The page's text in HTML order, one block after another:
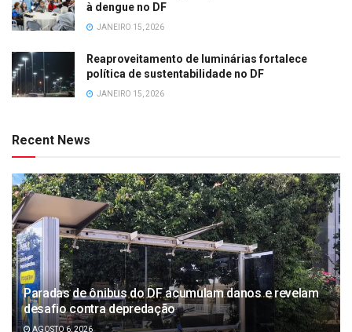
à dengue no DF
JANEIRO 15, 2026
Reaproveitamento de luminárias fortalece
política de sustentabilidade no DF
JANEIRO 15, 2026
Recent News
Paradas de ônibus do DF acumulam danos e revelam
desafio contra depredação
AGOSTO 6, 2026